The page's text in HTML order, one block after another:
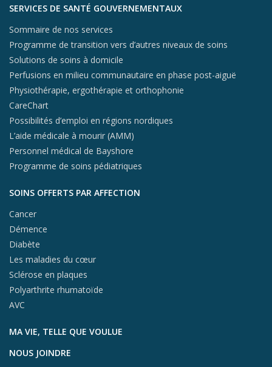
SERVICES DE SANTÉ GOUVERNEMENTAUX
Sommaire de nos services
Programme de transition vers d’autres niveaux de soins
Solutions de soins à domicile
Perfusions en milieu communautaire en phase post-aiguë
Physiothérapie, ergothérapie et orthophonie
CareChart
Possibilités d’emploi en régions nordiques
L’aide médicale à mourir (AMM)
Personnel médical de Bayshore
Programme de soins pédiatriques
SOINS OFFERTS PAR AFFECTION
Cancer
Démence
Diabète
Les maladies du cœur
Sclérose en plaques
Polyarthrite rhumatoïde
AVC
MA VIE, TELLE QUE VOULUE
NOUS JOINDRE